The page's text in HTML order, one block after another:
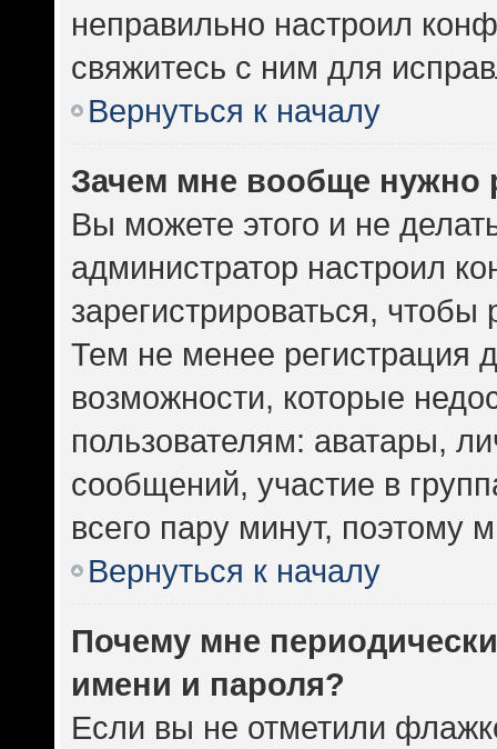
неправильно настроил
свяжитесь с ним для
Вернуться к началу
Зачем мне вообще нужно
Вы можете этого и не
администратор настроил
зарегистрироваться,
Тем не менее регистрация
возможности, которые
пользователям: аватары,
сообщений, участие в
всего пару минут, поэтому
Вернуться к началу
Почему мне
имени и пароля?
Если вы не отметили